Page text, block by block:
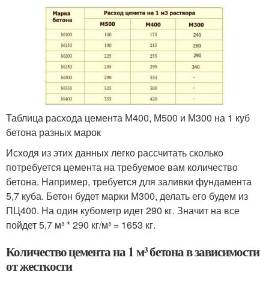
Таблица расхода цемента М400, М500 и М300 на 1 куб
бетона разных марок
Исходя из этих данных легко рассчитать сколько
потребуется цемента на требуемое вам количество
бетона. Например, требуется для заливки фундамента
5,7 куба. Бетон будет марки М300, делать его будем из
ПЦ400. На один кубометр идет 290 кг. Значит на все
пойдет 5,7 м³ * 290 кг/м³ = 1653 кг.
Количество цемента на 1 м³ бетона в зависимости
от жесткости